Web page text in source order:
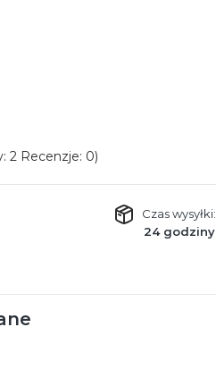
2 Recenzje: 0)
Czas wysyłki:
24 godziny